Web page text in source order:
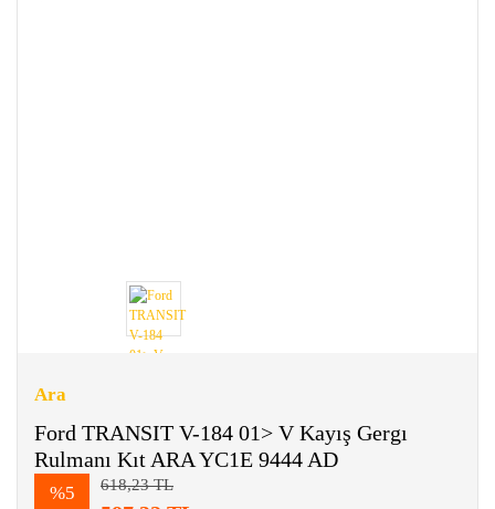
Ara
Ford TRANSIT V-184 01> V Kayış Gergı
Rulmanı Kıt ARA YC1E 9444 AD
%5 618,23 TL